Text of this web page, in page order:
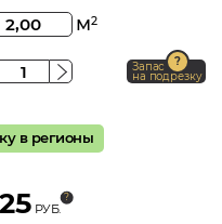
м2
Запас
на подрезку
в регионы
РУБ.